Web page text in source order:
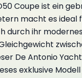
Coupe ist ein
macht es
durch ihr
De Antonio
exklusive